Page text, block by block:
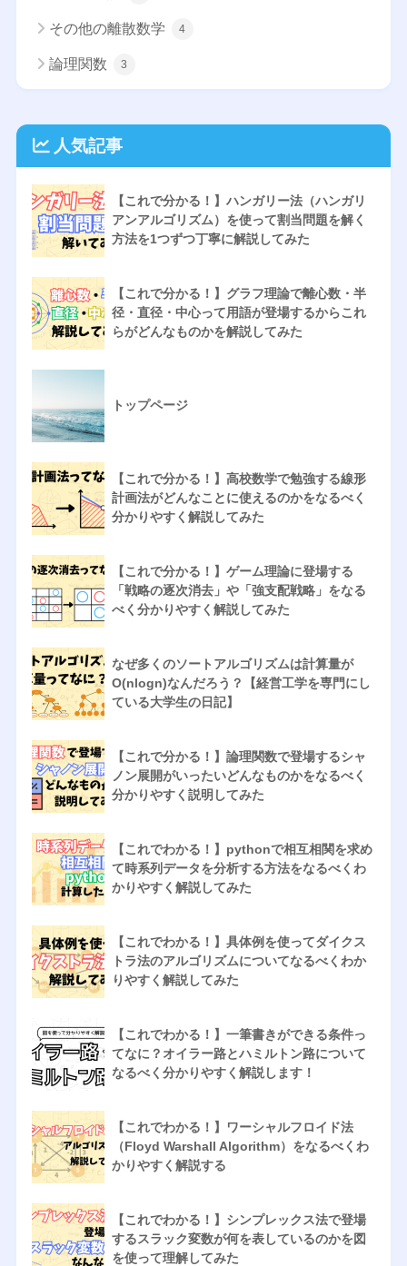
その他の離散数学 4
論理関数 3
人気記事
【これで分かる！】ハンガリー法（ハンガリ
アンアルゴリズム）を使って割当問題を解く
方法を1つずつ丁寧に解説してみた
【これで分かる！】グラフ理論で離心数・半
径・直径・中心って用語が登場するからこれ
らがどんなものかを解説してみた
トップページ
【これで分かる！】高校数学で勉強する線形
計画法がどんなことに使えるのかをなるべく
分かりやすく解説してみた
【これで分かる！】ゲーム理論に登場する
「戦略の逐次消去」や「強支配戦略」をなる
べく分かりやすく解説してみた
なぜ多くのソートアルゴリズムは計算量が
O(nlogn)なんだろう？【経営工学を専門にし
ている大学生の日記】
【これで分かる！】論理関数で登場するシャ
ノン展開がいったいどんなものかをなるべく
分かりやすく説明してみた
【これでわかる！】pythonで相互相関を求め
て時系列データを分析する方法をなるべくわ
かりやすく解説してみた
【これでわかる！】具体例を使ってダイクス
トラ法のアルゴリズムについてなるべくわか
りやすく解説してみた
【これでわかる！】一筆書きができる条件っ
てなに？オイラー路とハミルトン路について
なるべく分かりやすく解説します！
【これでわかる！】ワーシャルフロイド法
（Floyd Warshall Algorithm）をなるべくわ
かりやすく解説する
【これでわかる！】シンプレックス法で登場
するスラック変数が何を表しているのかを図
を使って理解してみた